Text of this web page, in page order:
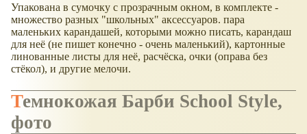
Упакована в сумочку с прозрачным окном, в комплекте -
множество разных "школьных" аксессуаров. пара
маленьких карандашей, которыми можно писать, карандаш
для неё (не пишет конечно - очень маленький), картонные
линованные листы для неё, расчёска, очки (оправа без
стёкол), и другие мелочи.
Темнокожая Барби School Style,
фото